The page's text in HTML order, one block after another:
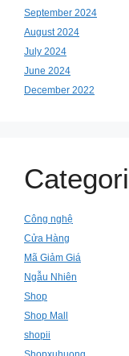
September 2024
August 2024
July 2024
June 2024
December 2022
Công nghệ
Cửa Hàng
Mã Giảm Giá
Ngẫu Nhiên
Shop
Shop Mall
shopii